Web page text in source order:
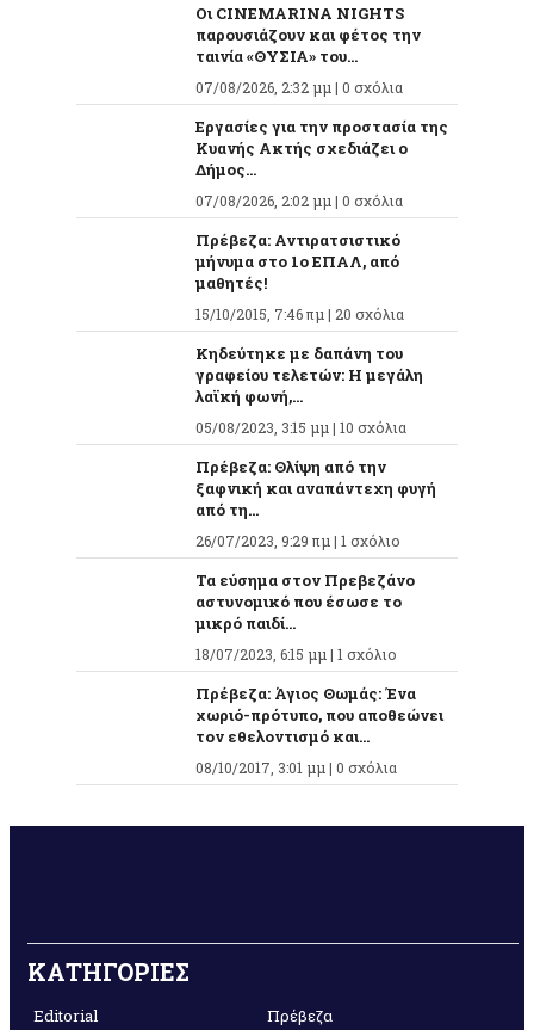
Οι CINEMARINA NIGHTS
παρουσιάζουν και φέτος την
ταινία «ΘΥΣΙΑ» του...
07/08/2026, 2:32 μμ | 0 σχόλια
Εργασίες για την προστασία της
Κυανής Ακτής σχεδιάζει ο
Δήμος...
07/08/2026, 2:02 μμ | 0 σχόλια
Πρέβεζα: Αντιρατσιστικό
μήνυμα στο 1ο ΕΠΑΛ, από
μαθητές!
15/10/2015, 7:46 πμ | 20 σχόλια
Κηδεύτηκε με δαπάνη του
γραφείου τελετών: Η μεγάλη
λαϊκή φωνή,...
05/08/2023, 3:15 μμ | 10 σχόλια
Πρέβεζα: Θλίψη από την
ξαφνική και αναπάντεχη φυγή
από τη...
26/07/2023, 9:29 πμ | 1 σχόλιο
Τα εύσημα στον Πρεβεζάνο
αστυνομικό που έσωσε το
μικρό παιδί...
18/07/2023, 6:15 μμ | 1 σχόλιο
Πρέβεζα: Άγιος Θωμάς: Ένα
χωριό-πρότυπο, που αποθεώνει
τον εθελοντισμό και...
08/10/2017, 3:01 μμ | 0 σχόλια
ΚΑΤΗΓΟΡΙΕΣ
Editorial
Πρέβεζα